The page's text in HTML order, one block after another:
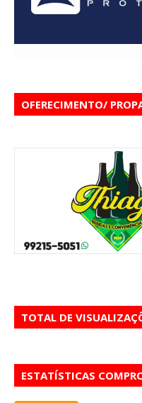
OFERECIMENTO/
TOTAL DE
ESTATÍSTICAS